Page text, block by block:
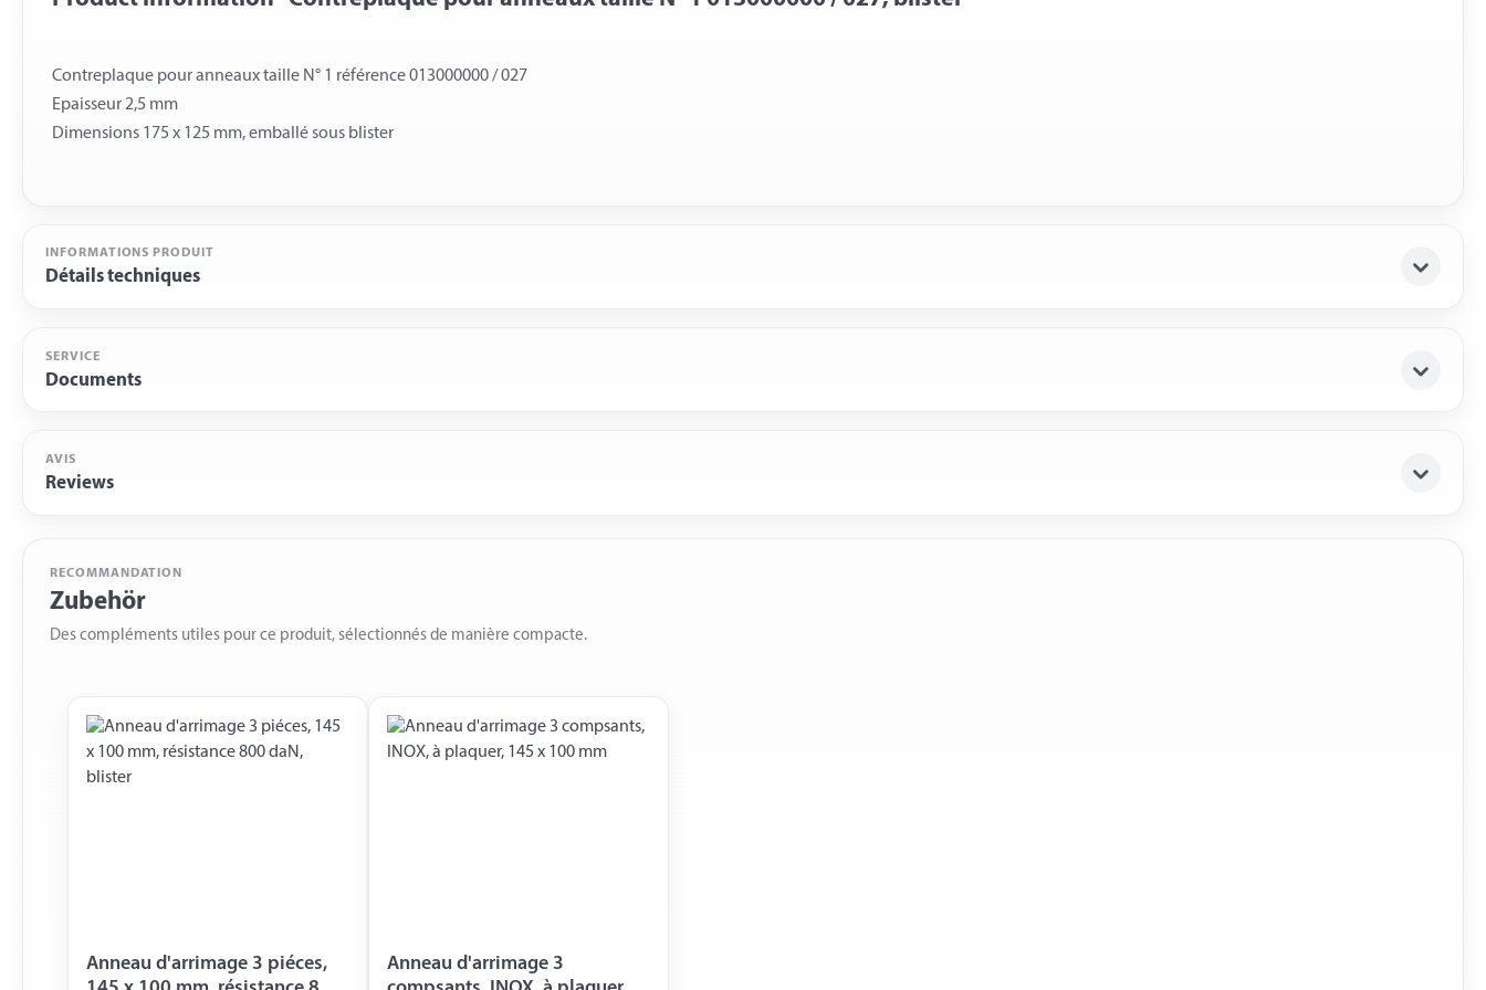
Contreplaque pour anneaux taille N° 1 référence 013000000 / 027
Epaisseur 2,5 mm
Dimensions 175 x 125 mm, emballé sous blister
INFORMATIONS PRODUIT
Détails techniques
SERVICE
Documents
AVIS
Reviews
RECOMMANDATION
Zubehör
Des compléments utiles pour ce produit, sélectionnés de manière compacte.
Anneau d'arrimage 3 piéces,
Anneau d'arrimage 3